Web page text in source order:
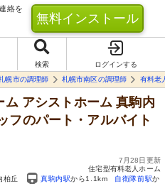
絡を
無料インストール
検索
ログインする
幌市の調理師 札幌市南区の調理師 有料老
ム アシストホーム 真駒内
フのパート・アルバイト
7月28日更新
住宅型有料老人ホーム
柏丘 真駒内駅から1.1km 自衛隊前駅か